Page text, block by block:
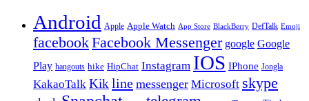
Android Apple Apple Watch App Store BlackBerry DefTalk Emoji
facebookFacebook Messenger google Google
Play hangouts hike HipChat Instagram IOS IPhone Jongla
KakaoTalk Kik line messenger Microsoft skype